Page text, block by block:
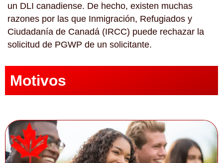
un DLI canadiense. De hecho, existen muchas
razones por las que Inmigración, Refugiados y
Ciudadanía de Canadá (IRCC) puede rechazar la
solicitud de PGWP de un solicitante.
Motivos